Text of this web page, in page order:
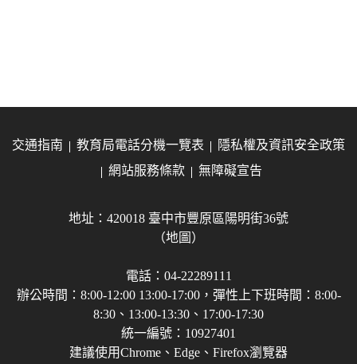
交通指南 教育局電話分機一覽表
隱私權及資訊安全政策
網站服務條款
無障礙宣告
地址：420018 臺中市豐原區陽明街36號
（地圖）
電話：04-22289111
辦公時間：8:00-12:00 13:00-17:00，彈性上下班時間：8:00-
8:30、13:00-13:30、17:00-17:30
統一編號：10927401
建議使用Chrome、Edge、Firefox瀏覽器